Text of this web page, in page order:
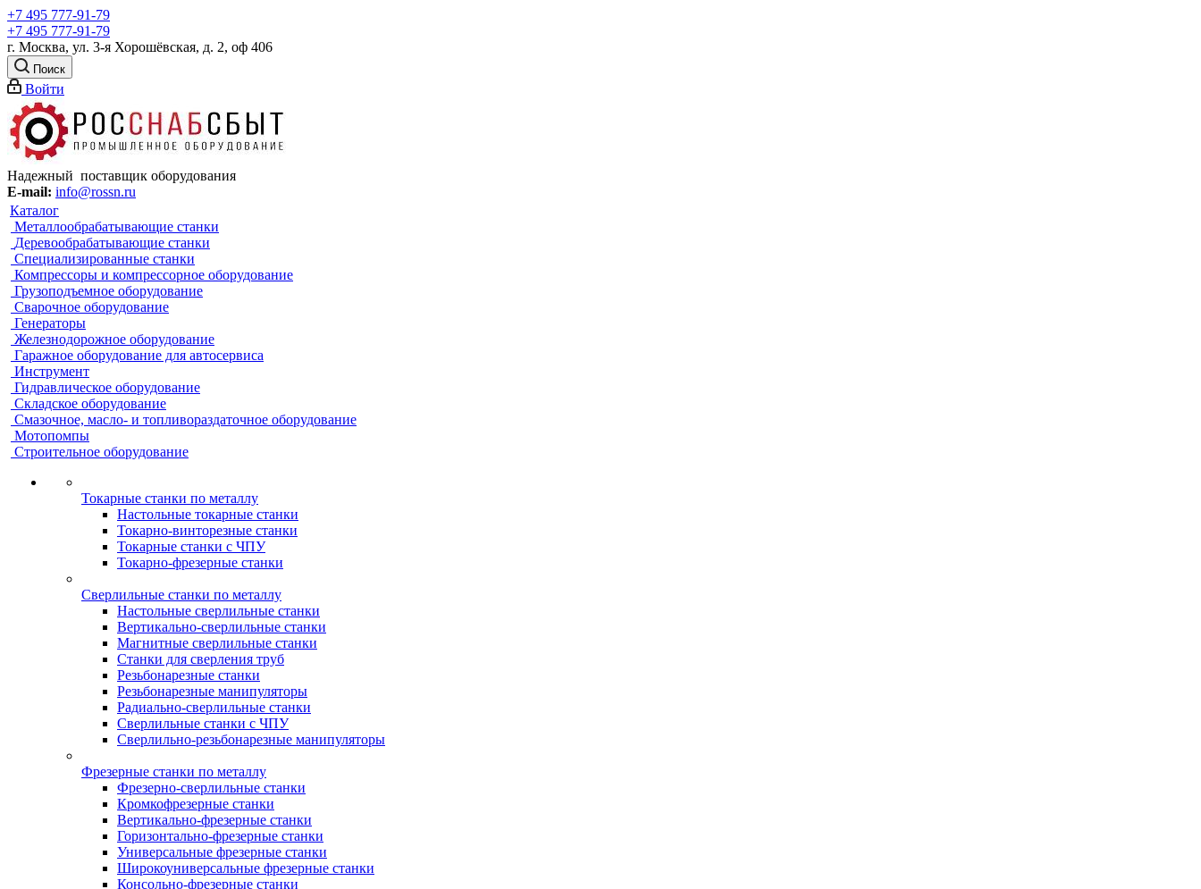
+7 495 777-91-79
+7 495 777-91-79
г. Москва, ул. 3-я Хорошёвская, д. 2, оф 406
Поиск
Войти
Надежный поставщик оборудования
E-mail: info@rossn.ru
Каталог
Металлообрабатывающие станки
Деревообрабатывающие станки
Специализированные станки
Компрессоры и компрессорное оборудование
Грузоподъемное оборудование
Сварочное оборудование
Генераторы
Железнодорожное оборудование
Гаражное оборудование для автосервиса
Инструмент
Гидравлическое оборудование
Складское оборудование
Смазочное, масло- и топливораздаточное оборудование
Мотопомпы
Строительное оборудование
Токарные станки по металлу
Настольные токарные станки
Токарно-винторезные станки
Токарные станки с ЧПУ
Токарно-фрезерные станки
Сверлильные станки по металлу
Настольные сверлильные станки
Вертикально-сверлильные станки
Магнитные сверлильные станки
Станки для сверления труб
Резьбонарезные станки
Резьбонарезные манипуляторы
Радиально-сверлильные станки
Сверлильные станки с ЧПУ
Сверлильно-резьбонарезные манипуляторы
Фрезерные станки по металлу
Фрезерно-сверлильные станки
Кромкофрезерные станки
Вертикально-фрезерные станки
Горизонтально-фрезерные станки
Универсальные фрезерные станки
Широкоуниверсальные фрезерные станки
Консольно-фрезерные станки